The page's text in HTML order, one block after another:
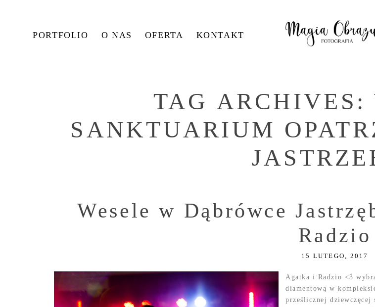
PORTFOLIO O NAS OFERTA KONTAKT
TAG ARCHIVES:
SANKTUARIUM
Wesele w Dąbrówce
Radzio
15 LUTEGO, 2017
Agatka i Radzio <3
diamentową w
prześlicznej dziewczęcej